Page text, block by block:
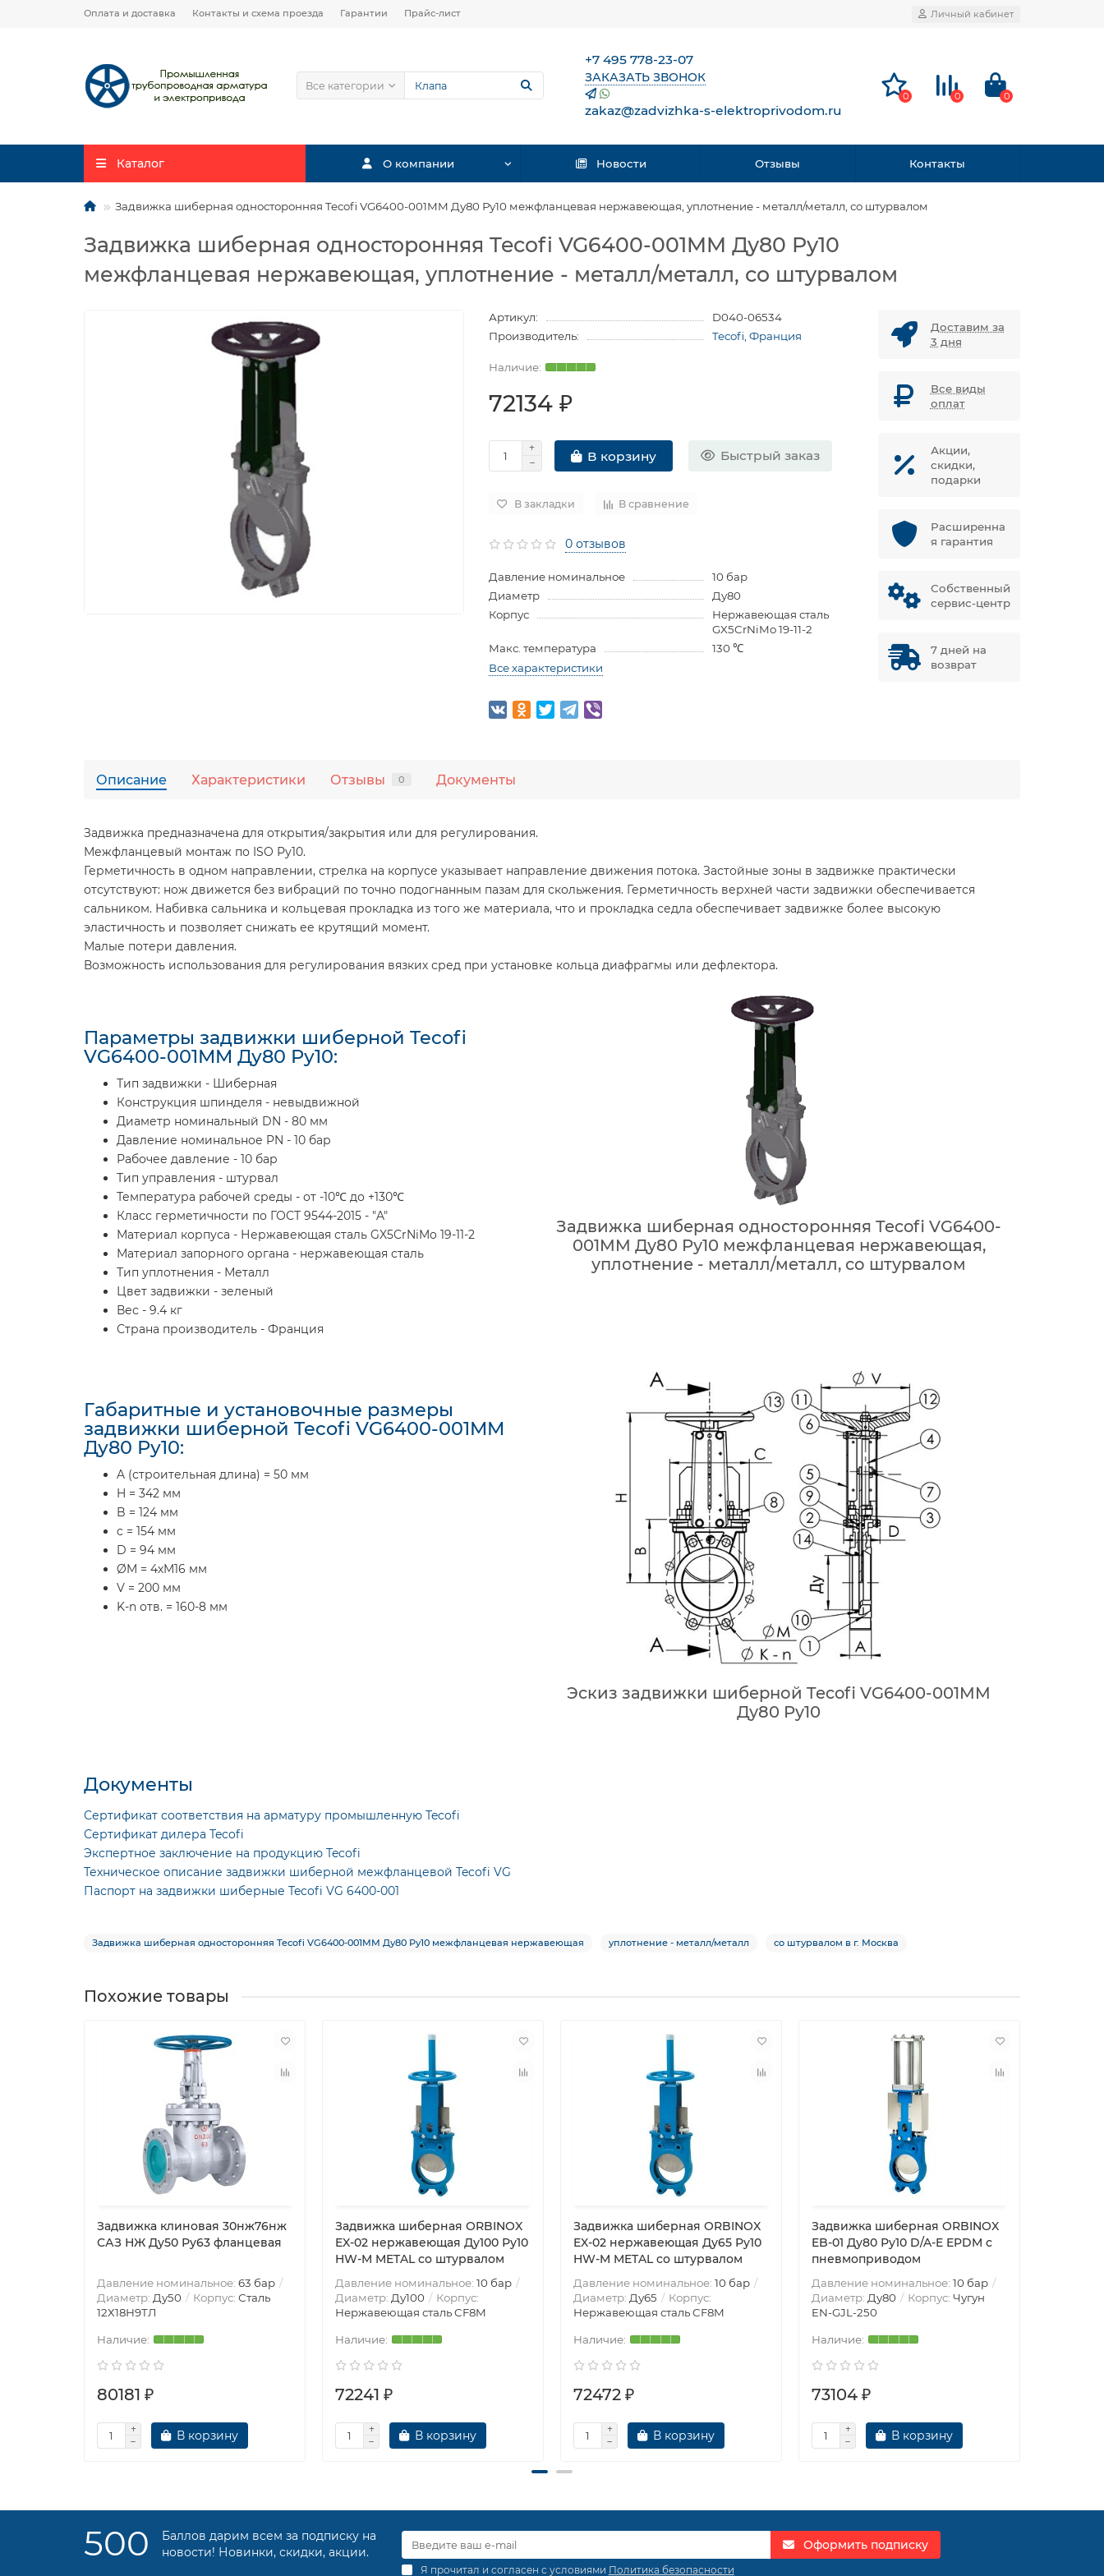
Оплата и доставка Контакты и схема проезда Гарантии Прайс-лист Личный кабинет
Все категории
+7 495 778-23-07
ЗАКАЗАТЬ ЗВОНОК
zakaz@zadvizhka-s-elektroprivodom.ru
0 0 0
Каталог О компании Новости Отзывы Контакты
Задвижка шиберная односторонняя Tecofi VG6400-001MM Ду80 Ру10 межфланцевая нержавеющая, уплотнение - металл/металл, со штурвалом
Задвижка шиберная односторонняя Tecofi VG6400-001MM Ду80 Ру10
межфланцевая нержавеющая, уплотнение - металл/металл, со штурвалом
Артикул:
D040-06534
Производитель:
Tecofi, Франция
72134 ₽
В корзину Быстрый заказ
В закладки В сравнение
0 отзывов
Давление номинальное
10 бар
Диаметр
Ду80
Корпус
Нержавеющая сталь
GX5CrNiMo 19-11-2
Макс. температура
130 ℃
Все характеристики
Доставим за
3 дня
Все виды
оплат
Акции,
скидки,
подарки
Расширенна
я гарантия
Собственный
сервис-центр
7 дней на
возврат
Описание Характеристики Отзывы 0 Документы
Задвижка предназначена для открытия/закрытия или для регулирования.
Межфланцевый монтаж по ISO Ру10.
Герметичность в одном направлении, стрелка на корпусе указывает направление движения потока. Застойные зоны в задвижке практически
отсутствуют: нож движется без вибраций по точно подогнанным пазам для скольжения. Герметичность верхней части задвижки обеспечивается
сальником. Набивка сальника и кольцевая прокладка из того же материала, что и прокладка седла обеспечивает задвижке более высокую
эластичность и позволяет снижать ее крутящий момент.
Малые потери давления.
Возможность использования для регулирования вязких сред при установке кольца диафрагмы или дефлектора.
Параметры задвижки шиберной Tecofi
VG6400-001MM Ду80 Ру10:
Тип задвижки - Шиберная
Конструкция шпинделя - невыдвижной
Диаметр номинальный DN - 80 мм
Давление номинальное PN - 10 бар
Рабочее давление - 10 бар
Тип управления - штурвал
Температура рабочей среды - от -10℃ до +130℃
Класс герметичности по ГОСТ 9544-2015 - "A"
Материал корпуса - Нержавеющая сталь GX5CrNiMo 19-11-2
Материал запорного органа - нержавеющая сталь
Тип уплотнения - Металл
Цвет задвижки - зеленый
Вес - 9.4 кг
Страна производитель - Франция
Задвижка шиберная односторонняя Tecofi VG6400-
001MM Ду80 Ру10 межфланцевая нержавеющая,
уплотнение - металл/металл, со штурвалом
Габаритные и установочные размеры
задвижки шиберной Tecofi VG6400-001MM
Ду80 Ру10:
A (строительная длина) = 50 мм
H = 342 мм
B = 124 мм
c = 154 мм
D = 94 мм
ØM = 4хM16 мм
V = 200 мм
K-n отв. = 160-8 мм
Эскиз задвижки шиберной Tecofi VG6400-001MM
Ду80 Ру10
Документы
Сертификат соответствия на арматуру промышленную Tecofi
Сертификат дилера Tecofi
Экспертное заключение на продукцию Tecofi
Техническое описание задвижки шиберной межфланцевой Tecofi VG
Паспорт на задвижки шиберные Tecofi VG 6400-001
Задвижка шиберная односторонняя Tecofi VG6400-001MM Ду80 Ру10 межфланцевая нержавеющая уплотнение - металл/металл со штурвалом в г. Москва
Похожие товары
Задвижка клиновая 30нж76нж
САЗ НЖ Ду50 Ру63 фланцевая
Давление номинальное: 63 бар
Диаметр: Ду50 Корпус: Сталь
12Х18Н9ТЛ
80181 ₽
В корзину
Задвижка шиберная ORBINOX
EX-02 нержавеющая Ду100 Ру10
HW-M METAL со штурвалом
Давление номинальное: 10 бар
Диаметр: Ду100
Корпус:
Нержавеющая сталь CF8M
72241 ₽
В корзину
Задвижка шиберная ORBINOX
EX-02 нержавеющая Ду65 Ру10
HW-M METAL со штурвалом
Давление номинальное: 10 бар
Диаметр: Ду65
Корпус:
Нержавеющая сталь CF8M
72472 ₽
В корзину
Задвижка шиберная ORBINOX
EB-01 Ду80 Ру10 D/A-E EPDM с
пневмоприводом
Давление номинальное: 10 бар
Диаметр: Ду80 Корпус: Чугун
EN-GJL-250
73104 ₽
В корзину
500
Баллов дарим всем за подписку на
новости! Новинки, скидки, акции.
Оформить подписку
Я прочитал и согласен с условиями Политика безопасности